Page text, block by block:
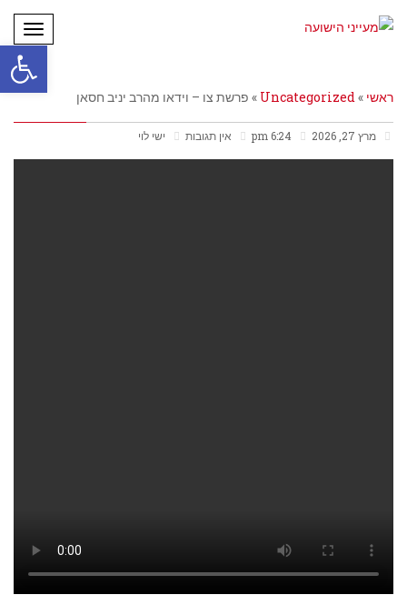
פתח
ראשי »
Uncategorized
» פרשת צו – וידאו מהרב יניב חסאן
מרץ 27, 2026 אין תגובות ישי לוי